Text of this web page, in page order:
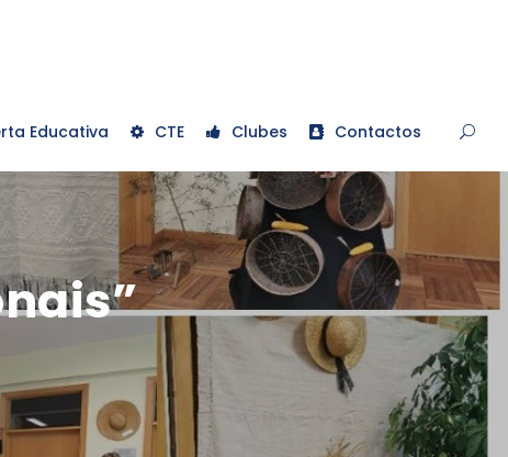
Educativa CTE Clubes Contactos